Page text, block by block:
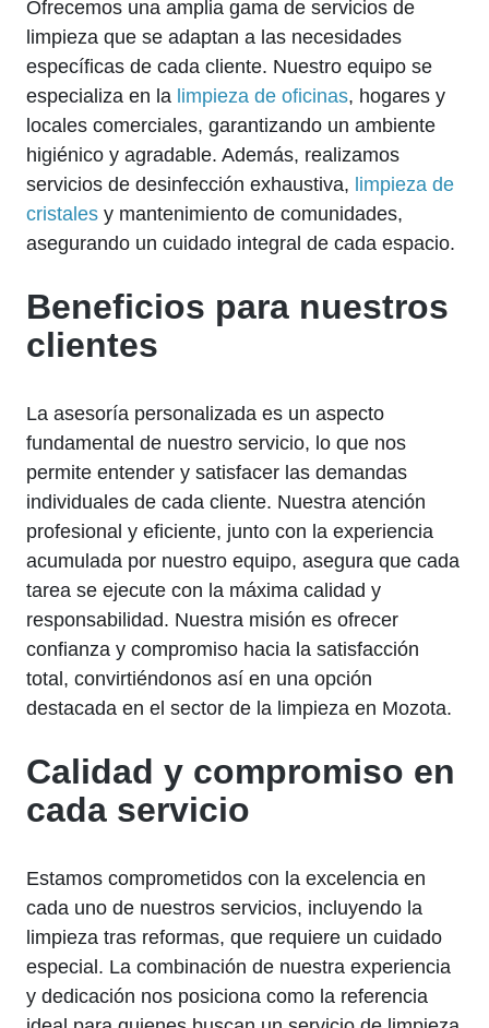
Ofrecemos una amplia gama de servicios de
limpieza que se adaptan a las necesidades
específicas de cada cliente. Nuestro equipo se
especializa en la limpieza de oficinas, hogares y
locales comerciales, garantizando un ambiente
higiénico y agradable. Además, realizamos
servicios de desinfección exhaustiva, limpieza de
cristales y mantenimiento de comunidades,
asegurando un cuidado integral de cada espacio.
Beneficios para nuestros
clientes
La asesoría personalizada es un aspecto
fundamental de nuestro servicio, lo que nos
permite entender y satisfacer las demandas
individuales de cada cliente. Nuestra atención
profesional y eficiente, junto con la experiencia
acumulada por nuestro equipo, asegura que cada
tarea se ejecute con la máxima calidad y
responsabilidad. Nuestra misión es ofrecer
confianza y compromiso hacia la satisfacción
total, convirtiéndonos así en una opción
destacada en el sector de la limpieza en Mozota.
Calidad y compromiso en
cada servicio
Estamos comprometidos con la excelencia en
cada uno de nuestros servicios, incluyendo la
limpieza tras reformas, que requiere un cuidado
especial. La combinación de nuestra experiencia
y dedicación nos posiciona como la referencia